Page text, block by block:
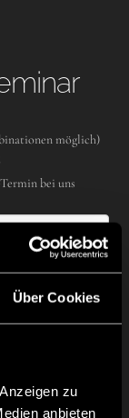
Über Cookies
zu
anbieten
möglich)
bei uns
engagieren?*
in den
das